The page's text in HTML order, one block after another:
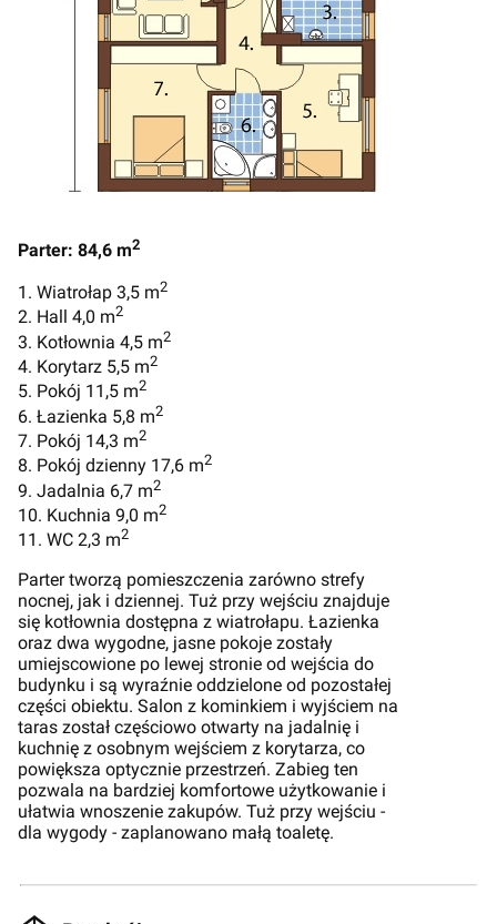
Parter: 84,6 m2
1. Wiatrołap 3,5 m2
2. Hall 4,0 m2
3. Kotłownia 4,5 m2
4. Korytarz 5,5 m2
5. Pokój 11,5 m2
6. Łazienka 5,8 m2
7. Pokój 14,3 m2
8. Pokój dzienny 17,6 m2
9. Jadalnia 6,7 m2
10. Kuchnia 9,0 m2
11. WC 2,3 m2
Parter tworzą pomieszczenia zarówno strefy
nocnej, jak i dziennej. Tuż przy wejściu znajduje
się kotłownia dostępna z wiatrołapu. Łazienka
oraz dwa wygodne, jasne pokoje zostały
umiejscowione po lewej stronie od wejścia do
budynku i są wyraźnie oddzielone od pozostałej
części obiektu. Salon z kominkiem i wyjściem na
taras został częściowo otwarty na jadalnię i
kuchnię z osobnym wejściem z korytarza, co
powiększa optycznie przestrzeń. Zabieg ten
pozwala na bardziej komfortowe użytkowanie i
ułatwia wnoszenie zakupów. Tuż przy wejściu -
dla wygody - zaplanowano małą toaletę.